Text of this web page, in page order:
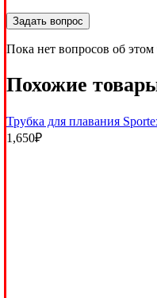
Задать вопрос
Пока нет вопросов об
Похожие
Трубка для плавания
1,650₽